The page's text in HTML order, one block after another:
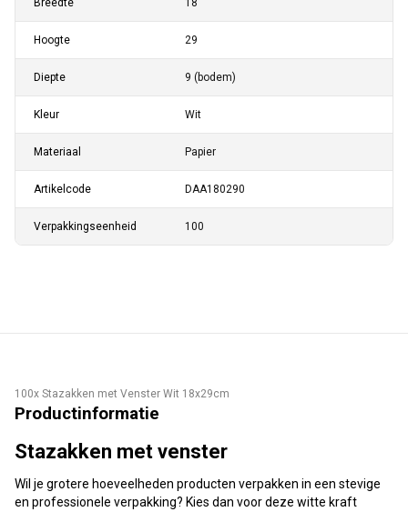
Breedte 18
Hoogte 29
Diepte 9 (bodem)
Kleur Wit
Materiaal Papier
Artikelcode DAA180290
Verpakkingseenheid 100
100x Stazakken met Venster Wit 18x29cm
Productinformatie
Stazakken met venster
Wil je grotere hoeveelheden producten verpakken in een stevige
en professionele verpakking? Kies dan voor deze witte kraft